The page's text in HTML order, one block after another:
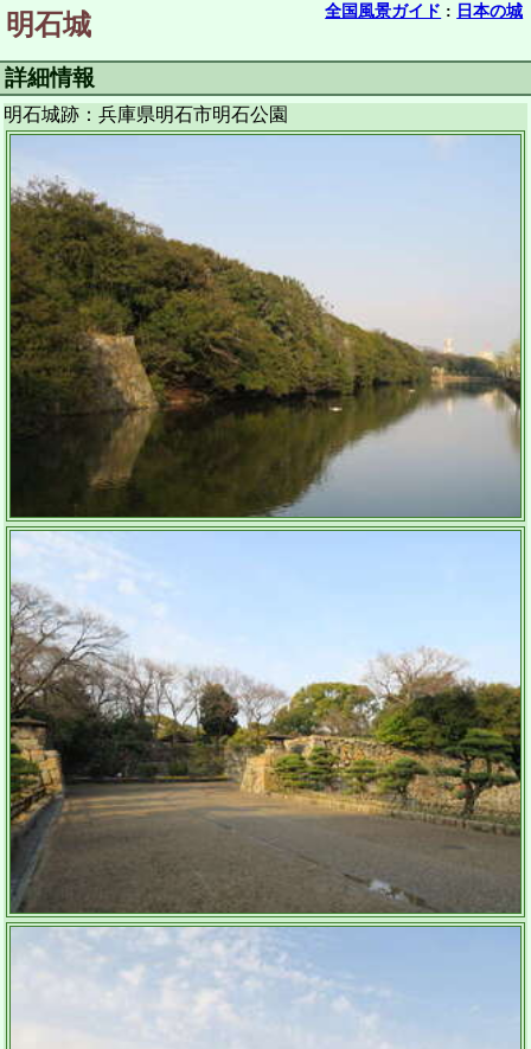
全国風景ガイド : 日本の城
明石城
詳細情報
明石城跡：兵庫県明石市明石公園